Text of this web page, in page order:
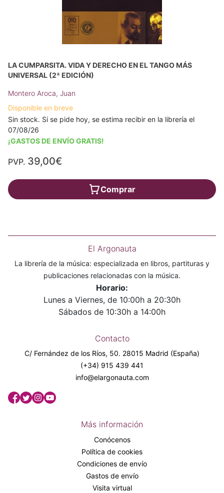
LA CUMPARSITA. VIDA Y DERECHO EN EL TANGO MÁS
UNIVERSAL (2ª EDICIÓN)
Montero Aroca, Juan
Disponible en breve
Sin stock. Si se pide hoy, se estima recibir en la librería el
07/08/26
¡GASTOS DE ENVÍO GRATIS!
PVP. 39,00€
Comprar
El Argonauta
La librería de la música: especializada en libros, partituras y
publicaciones relacionadas con la música.
Horario:
Lunes a Viernes, de 10:00h a 20:30h
Sábados de 10:30h a 14:00h
Contacto
C/ Fernández de los Ríos, 50. 28015 Madrid (España)
(+34) 915 439 441
info@elargonauta.com
Más información
Conócenos
Política de cookies
Condiciones de envío
Gastos de envío
Visita virtual